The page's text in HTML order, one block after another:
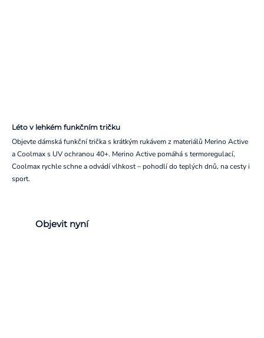
Léto v lehkém funkčním tričku
Objevte dámská funkční trička s krátkým rukávem z materiálů Merino Active
a Coolmax s UV ochranou 40+. Merino Active pomáhá s termoregulací,
Coolmax rychle schne a odvádí vlhkost – pohodlí do teplých dnů, na cesty i
sport.
Objevit nyní